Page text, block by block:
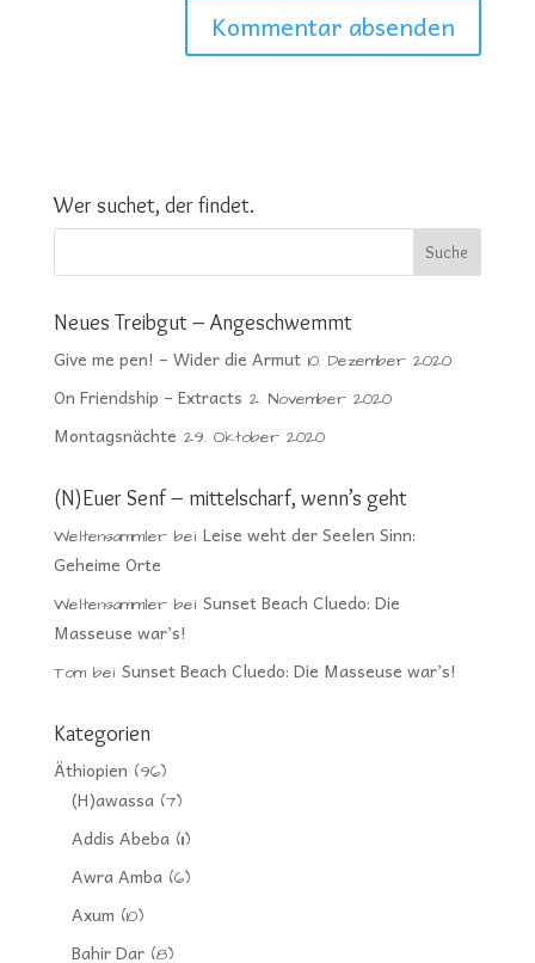
Wer suchet, der findet.
Neues Treibgut – Angeschwemmt
Give me pen! – Wider die Armut 10. Dezember 2020
On Friendship – Extracts 2. November 2020
Montagsnächte 29. Oktober 2020
(N)Euer Senf – mittelscharf, wenn’s geht
Weltensammlerbei Leise weht der Seelen Sinn:
Geheime Orte
Weltensammlerbei Sunset Beach Cluedo: Die
Masseuse war’s!
Tombei Sunset Beach Cluedo: Die Masseuse war’s!
Kategorien
Äthiopien (96)
(H)awassa(7)
Addis Abeba(11)
Awra Amba(6)
Axum (10)
Bahir Dar(8)